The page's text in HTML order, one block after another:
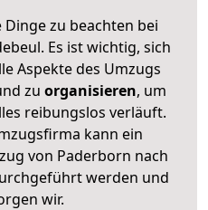
zu beachten bei
Es ist wichtig, sich
Aspekte des Umzugs
zu organisieren, um
reibungslos verläuft.
kann ein
von Paderborn nach
werden und
wir.